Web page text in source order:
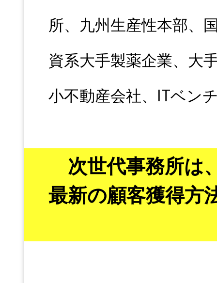
所、九州生産性本部、
資系大手製薬企業、大
小不動産会社、ITベン
次世代事務所は
最新の顧客獲得方